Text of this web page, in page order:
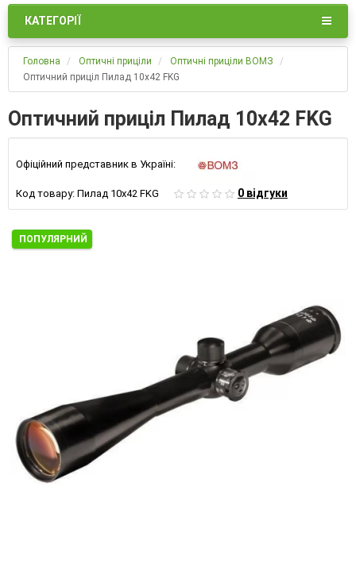
КАТЕГОРІЇ
Головна Оптичні приціли
Оптичні приціли ВОМЗ
Оптичний приціл Пилад 10х42 FKG
Оптичний приціл Пилад 10х42 FKG
Офіційний представник в Україні:
Код товару: Пилад 10х42 FKG 0 відгуки
ПОПУЛЯРНИЙ